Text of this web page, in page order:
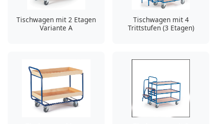
Tischwagen mit 2 Etagen
Variante A
Tischwagen mit 4
Trittstufen (3 Etagen)